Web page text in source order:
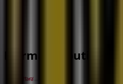
Närmaste butiker